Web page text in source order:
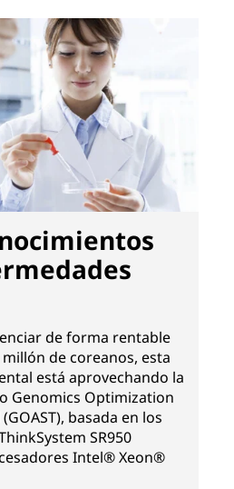
de forma rentable
de coreanos, esta
está aprovechando la
Genomics Optimization
basada en los
SR950
Intel® Xeon®